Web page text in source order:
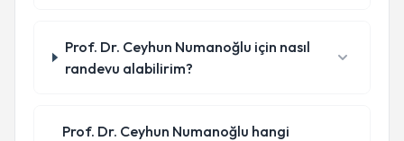
Prof. Dr. Ceyhun Numanoğlu için nasıl
randevu alabilirim?
Prof. Dr. Ceyhun Numanoğlu hangi